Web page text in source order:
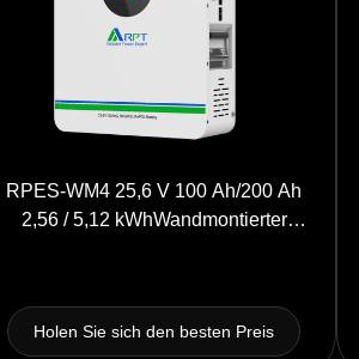
RPES-WM4 25,6 V 100 Ah/200 Ah
2,56 / 5,12 kWhWandmontierter
Holen Sie sich den besten Preis